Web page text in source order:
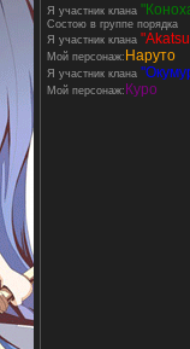
Я участник клана
Состою в группе порядка
Я участник клана
Мой персонаж: Наруто
Я участник клана
Мой персонаж: Куро